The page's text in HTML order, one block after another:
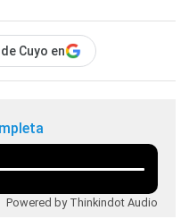
Cuyo en
Powered by Thinkindot Audio